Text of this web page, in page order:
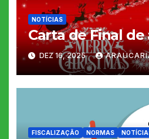
NOTÍCIAS
Carta de Final de
DEZ 16, 2025
FISCALIZAÇÃO NORMAS